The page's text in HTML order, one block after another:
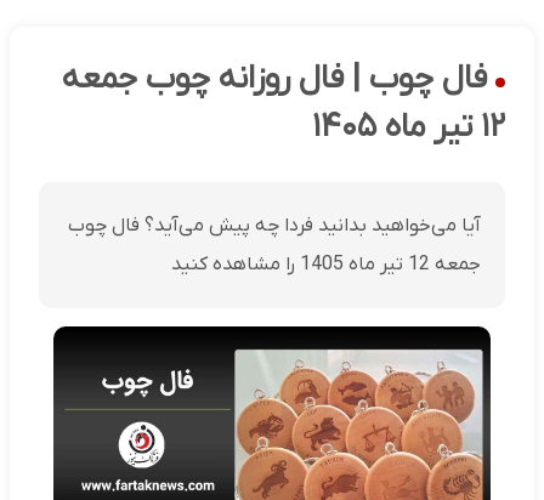
فال چوب | فال روزانه چوب جمعه
۱۲ تیر ماه ۱۴۰۵
آیا می‌خواهید بدانید فردا چه پیش می‌آید؟ فال چوب
جمعه 12 تیر ماه 1405 را مشاهده کنید